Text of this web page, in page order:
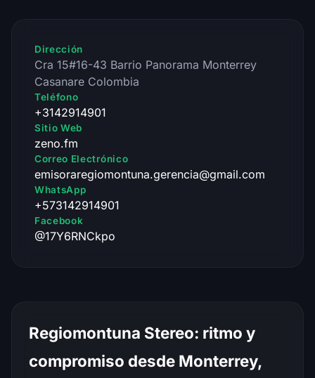
Dirección
Cra 15#16-43 Barrio Panorama Monterrey
Casanare Colombia
Teléfono
+3142914901
Sitio Web
zeno.fm
Correo Electrónico
emisoraregiomontuna.gerencia@gmail.com
WhatsApp
+573142914901
Facebook
@17Y6RNCkpo
Regiomontuna Stereo: ritmo y
compromiso desde Monterrey,